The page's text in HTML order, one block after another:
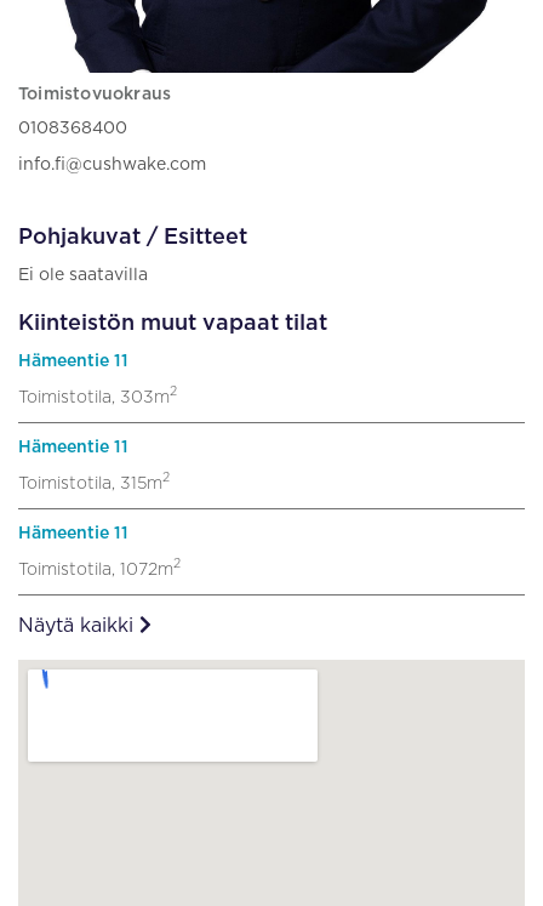
Toimistovuokraus
0108368400
info.fi@cushwake.com
Pohjakuvat / Esitteet
Ei ole saatavilla
Kiinteistön muut vapaat tilat
Hämeentie 11
Toimistotila, 303m2
Hämeentie 11
Toimistotila, 315m2
Hämeentie 11
Toimistotila, 1072m2
Näytä kaikki